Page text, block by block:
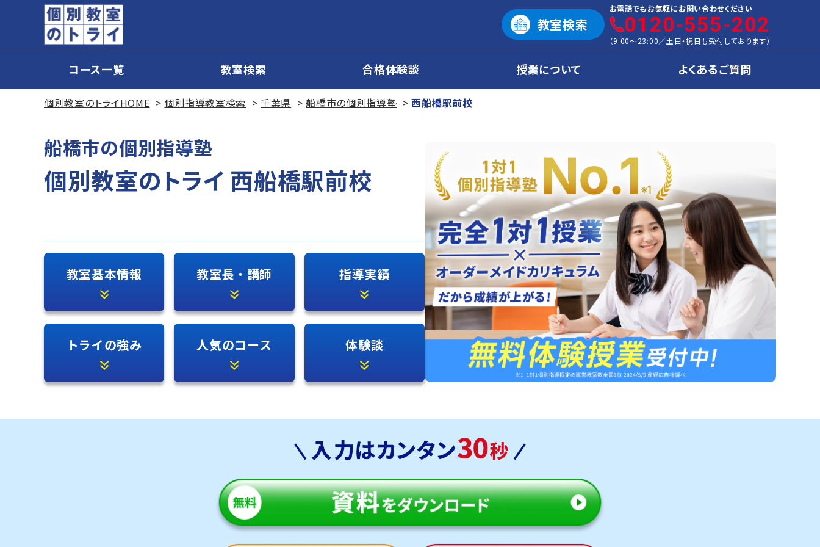
教室検索
お電話でもお気軽にお問い合わせください
0120-555-202
（9:00～23:00／土日・祝日も受付しております）
コース一覧 教室検索 合格体験談 授業について よくあるご質問
個別教室のトライHOME 個別指導教室検索 千葉県 船橋市の個別指導塾 西船橋駅前校
船橋市の個別指導塾
個別教室のトライ 西船橋駅前校
教室基本情報 教室長・講師 指導実績
トライの強み 人気のコース 体験談